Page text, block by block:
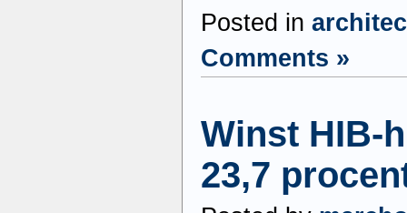
Posted in
Comments »
Winst HIB-
23,7